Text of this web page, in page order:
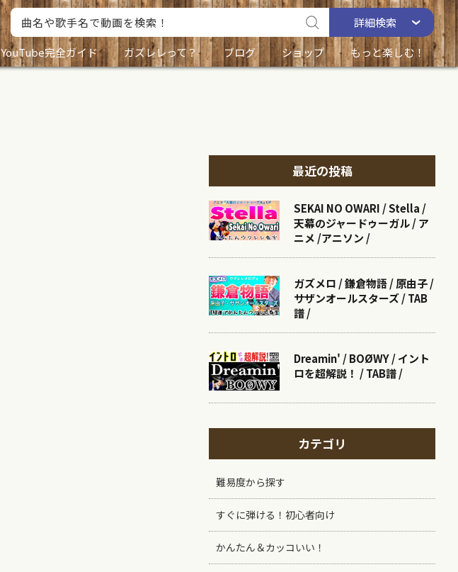
詳細検索
YouTube完全ガイド ガズレレって？ ブログ ショップ もっと楽しむ！
最近の投稿
SEKAI NO OWARI / Stella /
天幕のジャードゥーガル / ア
ニメ /アニソン /
ガズメロ / 鎌倉物語 / 原由子 /
サザンオールスターズ / TAB
譜 /
Dreamin' / BOØWY / イント
ロを超解説！ / TAB譜 /
カテゴリ
難易度から探す
すぐに弾ける！初心者向け
かんたん＆カッコいい！